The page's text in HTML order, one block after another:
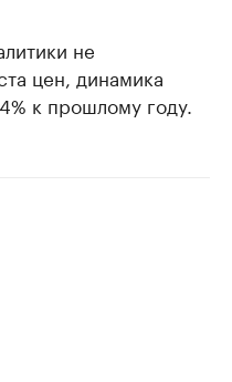
не
цен, динамика
к прошлому году.